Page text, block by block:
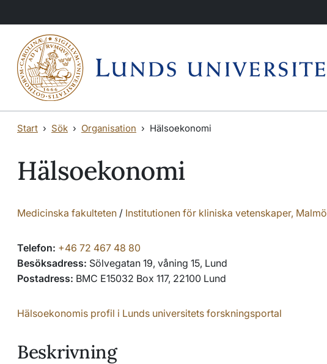
Start Sök Organisation Hälsoekonomi
Hälsoekonomi
Medicinska fakulteten / Institutionen för kliniska vetenskaper, Malmö
Telefon: +46 72 467 48 80
Besöksadress: Sölvegatan 19, våning 15, Lund
Postadress: BMC E15032 Box 117, 22100 Lund
Hälsoekonomis profil i Lunds universitets forskningsportal
Beskrivning